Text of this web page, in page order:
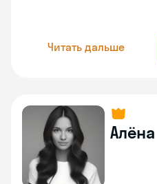
Читать дальше
Алёна